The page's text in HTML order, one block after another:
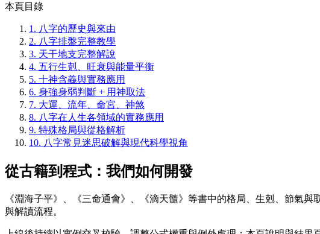
本頁目錄
1. 八字的歷史與來由
2. 八字排盤完整教學
3. 天干地支完整解說
4. 五行生剋、旺衰與能量平衡
5. 十神含義與實務應用
6. 身強身弱判斷 + 用神取法
7. 大運、流年、命宮、神煞
8. 八字在人生各領域的實務應用
9. 特殊格局與從格解析
10. 八字常見迷思破解與現代科學視角
從古籍到程式：我們如何開發
《淵海子平》、《三命通會》、《滴天髓》等書中的格局、生剋、節氣
與解讀流程。